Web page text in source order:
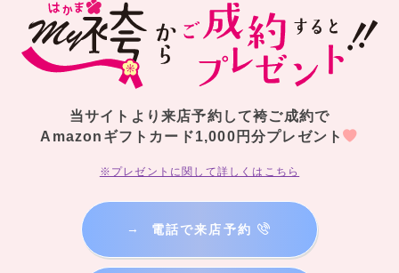
当サイトより来店予約して袴ご成約で
Amazonギフトカード1,000円分プレゼント
※プレゼントに関して詳しくはこちら
→ 電話で来店予約